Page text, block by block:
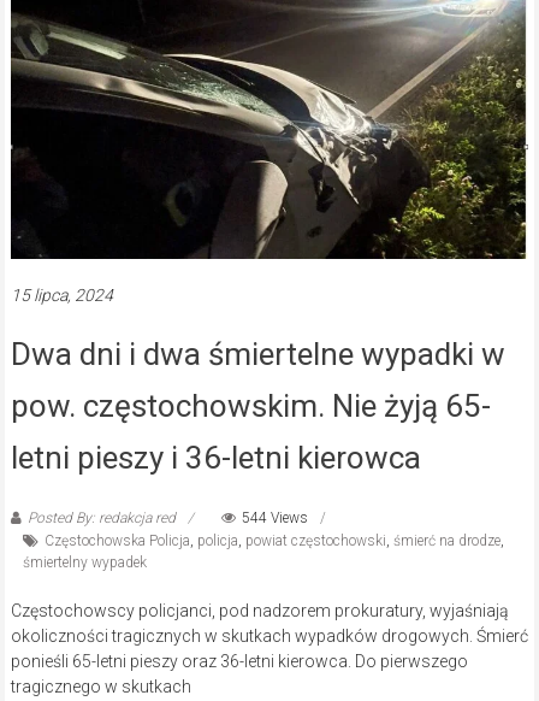
15 lipca, 2024
Dwa dni i dwa śmiertelne wypadki w
pow. częstochowskim. Nie żyją 65-
letni pieszy i 36-letni kierowca
Posted By: redakcja red
544 Views
Częstochowska Policja, policja, powiat częstochowski, śmierć na drodze,
śmiertelny wypadek
Częstochowscy policjanci, pod nadzorem prokuratury, wyjaśniają
okoliczności tragicznych w skutkach wypadków drogowych. Śmierć
ponieśli 65-letni pieszy oraz 36-letni kierowca. Do pierwszego
tragicznego w skutkach